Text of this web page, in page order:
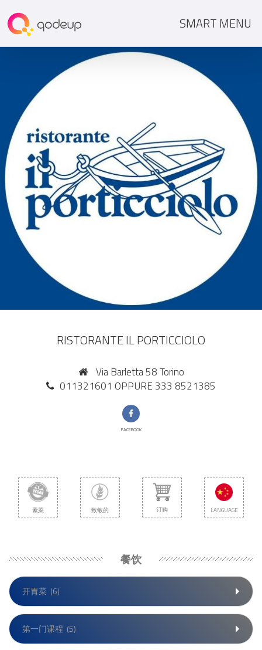
SMART MENU
RISTORANTE IL PORTICCIOLO
Via Barletta 58 Torino
011321601 OPPURE 333 8521385
FACEBOOK
素菜 致敏的 订购 LANGUAGE
餐饮
开胃菜 (6)
第一门课程 (5)